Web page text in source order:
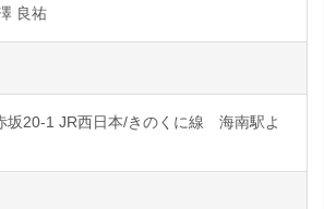
良祐
坂20-1 JR西日本/きのくに線 海南駅よ